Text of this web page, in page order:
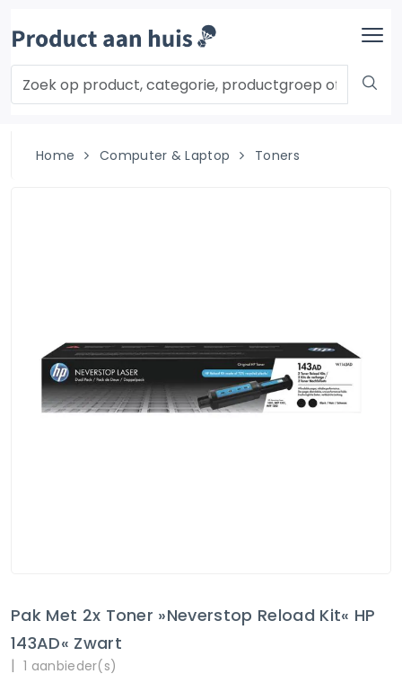
Home Computer & Laptop Toners
Pak Met 2x Toner »Neverstop Reload Kit« HP
143AD« Zwart
| 1 aanbieder(s)